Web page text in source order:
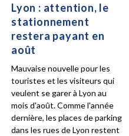
Lyon : attention, le
stationnement
restera payant en
août
Mauvaise nouvelle pour les
touristes et les visiteurs qui
veulent se garer à Lyon au
mois d'août. Comme l'année
dernière, les places de parking
dans les rues de Lyon restent